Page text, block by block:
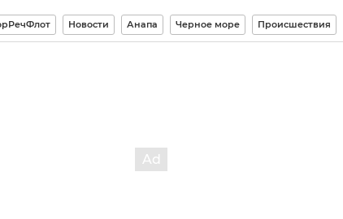
Новости Анапа Черное море Происшествия